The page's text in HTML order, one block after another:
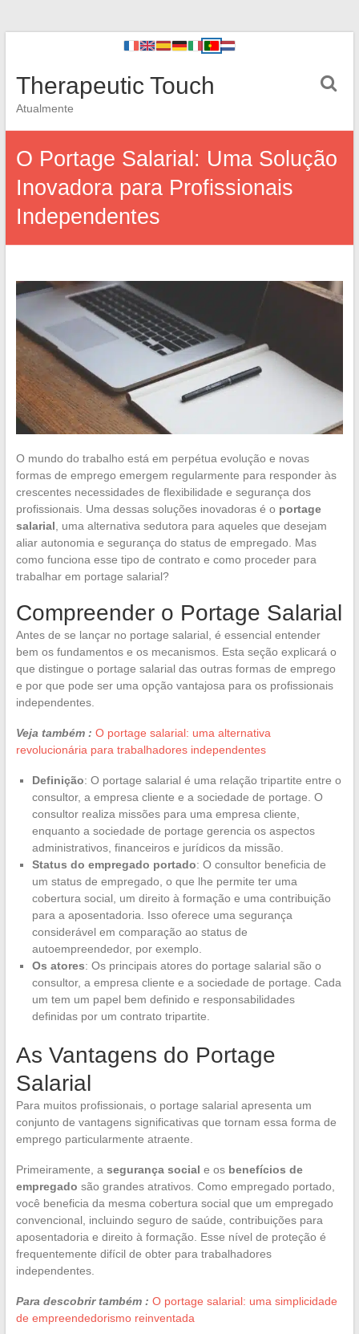
Therapeutic Touch
Atualmente
O Portage Salarial: Uma Solução
Inovadora para Profissionais
Independentes
O mundo do trabalho está em perpétua evolução e novas
formas de emprego emergem regularmente para responder às
crescentes necessidades de flexibilidade e segurança dos
profissionais. Uma dessas soluções inovadoras é o portage
salarial , uma alternativa sedutora para aqueles que desejam
aliar autonomia e segurança do status de empregado. Mas
como funciona esse tipo de contrato e como proceder para
trabalhar em portage salarial?
Compreender o Portage Salarial
Antes de se lançar no portage salarial, é essencial entender
bem os fundamentos e os mecanismos. Esta seção explicará o
que distingue o portage salarial das outras formas de emprego
e por que pode ser uma opção vantajosa para os profissionais
independentes.
Veja também : O portage salarial: uma alternativa
revolucionária para trabalhadores independentes
Definição: O portage salarial é uma relação tripartite entre o
consultor, a empresa cliente e a sociedade de portage. O
consultor realiza missões para uma empresa cliente,
enquanto a sociedade de portage gerencia os aspectos
administrativos, financeiros e jurídicos da missão.
Status do empregado portado: O consultor beneficia de
um status de empregado, o que lhe permite ter uma
cobertura social, um direito à formação e uma contribuição
para a aposentadoria. Isso oferece uma segurança
considerável em comparação ao status de
autoempreendedor, por exemplo.
Os atores: Os principais atores do portage salarial são o
consultor, a empresa cliente e a sociedade de portage. Cada
um tem um papel bem definido e responsabilidades
definidas por um contrato tripartite.
As Vantagens do Portage
Salarial
Para muitos profissionais, o portage salarial apresenta um
conjunto de vantagens significativas que tornam essa forma de
emprego particularmente atraente.
Primeiramente, a segurança social e os benefícios de
empregado são grandes atrativos. Como empregado portado,
você beneficia da mesma cobertura social que um empregado
convencional, incluindo seguro de saúde, contribuições para
aposentadoria e direito à formação. Esse nível de proteção é
frequentemente difícil de obter para trabalhadores
independentes.
Para descobrir também : O portage salarial: uma simplicidade
de empreendedorismo reinventada